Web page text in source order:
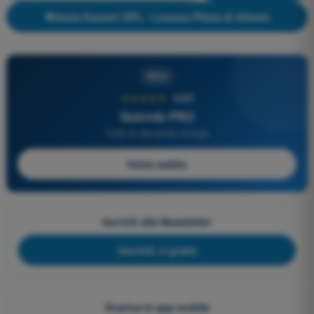
Inizia Esame! SPL - Licenza Pilota di Aliante
4,6/5
Quizvds PRO
Inizia subito
Iscriviti alla Newsletter
Iscriviti, è gratis
Scarica le app mobile